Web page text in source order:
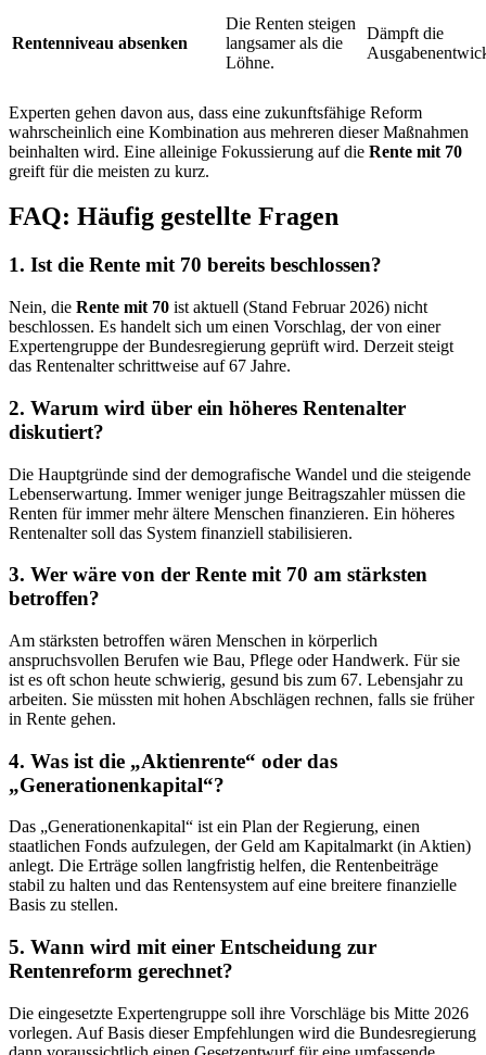
Rentenniveau absenken
Die Renten steigen
langsamer als die
Löhne.
Dämpft die
Experten gehen davon aus, dass eine zukunftsfähige Reform
wahrscheinlich eine Kombination aus mehreren dieser Maßnahmen
beinhalten wird. Eine alleinige Fokussierung auf die Rente mit 70
greift für die meisten zu kurz.
FAQ: Häufig gestellte Fragen
1. Ist die Rente mit 70 bereits beschlossen?
Nein, die Rente mit 70 ist aktuell (Stand Februar 2026) nicht
beschlossen. Es handelt sich um einen Vorschlag, der von einer
Expertengruppe der Bundesregierung geprüft wird. Derzeit steigt
das Rentenalter schrittweise auf 67 Jahre.
2. Warum wird über ein höheres Rentenalter
diskutiert?
Die Hauptgründe sind der demografische Wandel und die steigende
Lebenserwartung. Immer weniger junge Beitragszahler müssen die
Renten für immer mehr ältere Menschen finanzieren. Ein höheres
Rentenalter soll das System finanziell stabilisieren.
3. Wer wäre von der Rente mit 70 am stärksten
betroffen?
Am stärksten betroffen wären Menschen in körperlich
anspruchsvollen Berufen wie Bau, Pflege oder Handwerk. Für sie
ist es oft schon heute schwierig, gesund bis zum 67. Lebensjahr zu
arbeiten. Sie müssten mit hohen Abschlägen rechnen, falls sie früher
in Rente gehen.
4. Was ist die „Aktienrente“ oder das
„Generationenkapital“?
Das „Generationenkapital“ ist ein Plan der Regierung, einen
staatlichen Fonds aufzulegen, der Geld am Kapitalmarkt (in Aktien)
anlegt. Die Erträge sollen langfristig helfen, die Rentenbeiträge
stabil zu halten und das Rentensystem auf eine breitere finanzielle
Basis zu stellen.
5. Wann wird mit einer Entscheidung zur
Rentenreform gerechnet?
Die eingesetzte Expertengruppe soll ihre Vorschläge bis Mitte 2026
vorlegen. Auf Basis dieser Empfehlungen wird die Bundesregierung